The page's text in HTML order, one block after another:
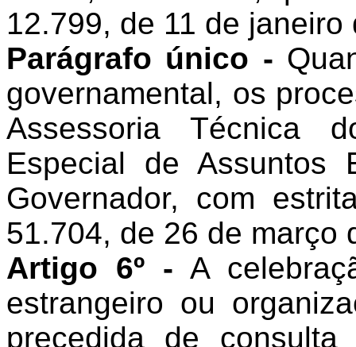
12.799, de 11 de janeiro
Parágrafo único -
governamental, os
Assessoria Técnica
Especial de Assuntos
Governador, com
51.704, de 26 de março
Artigo 6º - A
estrangeiro ou
precedida de